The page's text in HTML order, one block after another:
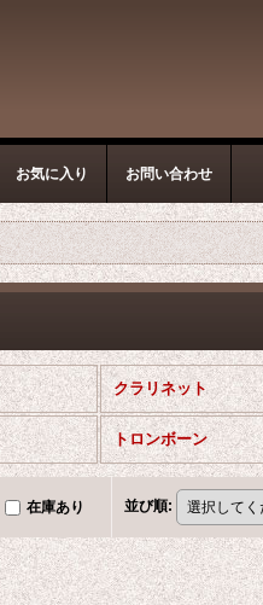
お気に入り お問い合わせ
クラリネット
トロンボーン
在庫あり 並び順: